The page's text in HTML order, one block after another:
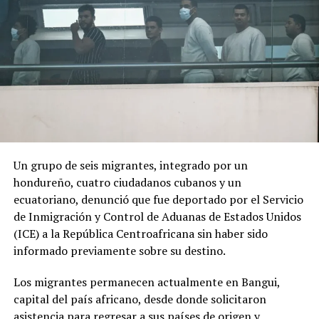
El cambio de Gobierno genera expectativas y
preocupación entre sectores de la población debido al
discurso de seguridad del nuevo presidente.
«Por los anuncios que ha hecho se nota que va a ser
como de una mano fuerte, ojalá que no vaya a haber una
nueva violencia», declaró a AFP Óscar Obando, un
trabajador de 67 años que se dedica a redactar
documentos en las calles de Cali utilizando una máquina
de escribir.
De la Espriella, quien utiliza el sobrenombre de «El
Un grupo de seis migrantes, integrado por un
hondureño, cuatro ciudadanos cubanos y un
ecuatoriano, denunció que fue deportado por el Servicio
de Inmigración y Control de Aduanas de Estados Unidos
(ICE) a la República Centroafricana sin haber sido
informado previamente sobre su destino.
Los migrantes permanecen actualmente en Bangui,
capital del país africano, desde donde solicitaron